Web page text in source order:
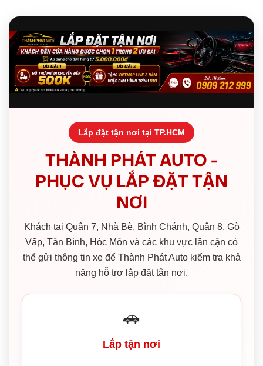
Lắp đặt tận nơi tại TP.HCM
THÀNH PHÁT AUTO -
PHỤC VỤ LẮP ĐẶT TẬN
NƠI
Khách tại Quận 7, Nhà Bè, Bình Chánh, Quận 8, Gò
Vấp, Tân Bình, Hóc Môn và các khu vực lân cận có
thể gửi thông tin xe để Thành Phát Auto kiểm tra khả
năng hỗ trợ lắp đặt tận nơi.
🚗
Lắp tận nơi